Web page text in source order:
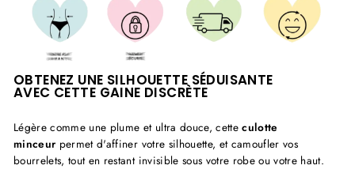
OBTENEZ UNE SILHOUETTE SÉDUISANTE
AVEC CETTE GAINE DISCRÈTE
Légère comme une plume et ultra douce, cetteculotte
minceur permet d'affiner votre silhouette, et camoufler vos
bourrelets, tout en restant invisible sous votre robe ou votre haut.